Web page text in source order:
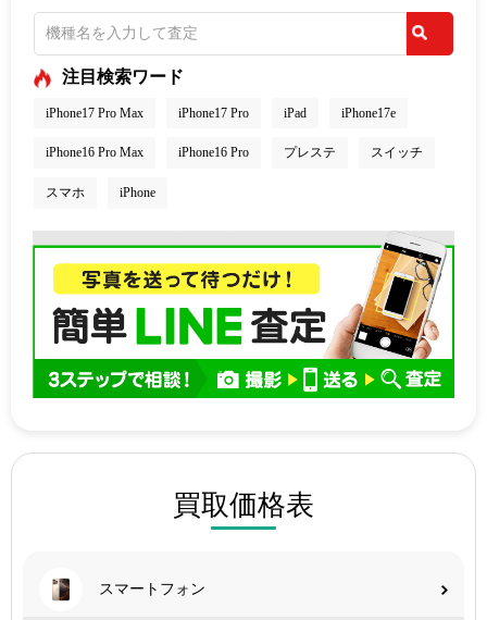
注目検索ワード
iPhone17 Pro Max iPhone17 Pro iPad iPhone17e
iPhone16 Pro Max iPhone16 Pro プレステ スイッチ
スマホ iPhone
買取価格表
スマートフォン